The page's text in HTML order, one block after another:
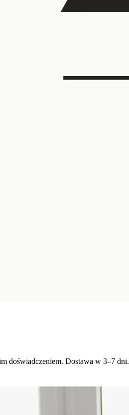
doświadczeniem. Dostawa w 3–7 dni.